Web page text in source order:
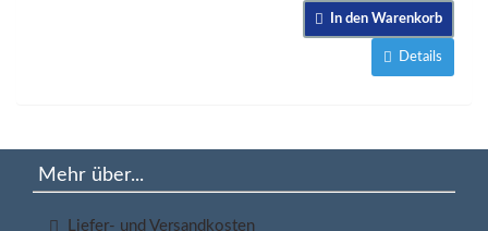
In den Warenkorb
Details
Mehr über...
Liefer- und Versandkosten